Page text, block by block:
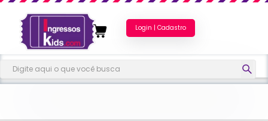
Login | Cadastro